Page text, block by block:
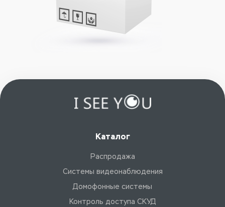
Каталог
Распродажа
Системы видеонаблюдения
Домофонные системы
Контроль доступа СКУД